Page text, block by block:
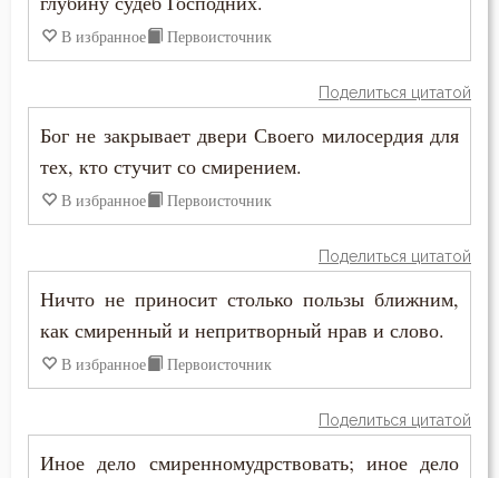
Подвиг
Подготовка к смерти
Позор
Порок
Послушание
Похвала
Никита Стифат
Никодим Святогорец
Николай Сербский
Нил Сорский
Паисий (Величковский)
Петр Дамаскин
В избранное Первоисточник
Поделиться цитатой
Бог не закрывает двери Своего милосердия для
тех, кто стучит со смирением.
В избранное Первоисточник
Поделиться цитатой
Ничто не приносит столько пользы ближним,
как смиренный и непритворный нрав и слово.
В избранное Первоисточник
Поделиться цитатой
Иное дело смиренномудрствовать; иное дело